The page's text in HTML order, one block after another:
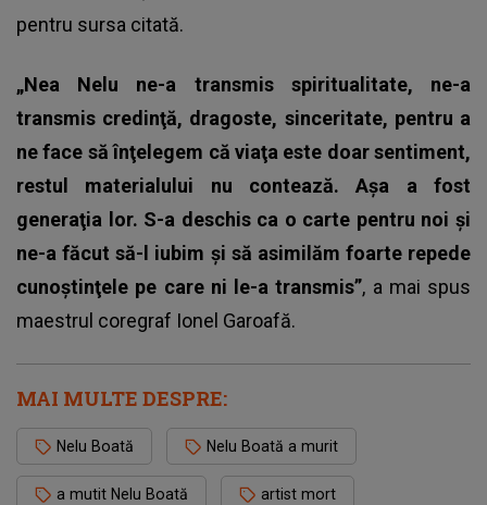
pentru sursa citată.
„Nea Nelu ne-a transmis spiritualitate, ne-a
transmis credinţă, dragoste, sinceritate, pentru a
ne face să înţelegem că viaţa este doar sentiment,
restul materialului nu contează. Aşa a fost
generaţia lor. S-a deschis ca o carte pentru noi şi
ne-a făcut să-l iubim şi să asimilăm foarte repede
cunoştinţele pe care ni le-a transmis”, a mai spus
maestrul coregraf Ionel Garoafă.
MAI MULTE DESPRE:
Nelu Boată Nelu Boată a murit
a mutit Nelu Boată artist mort